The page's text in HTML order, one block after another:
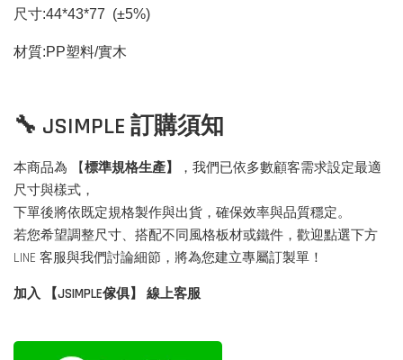
尺寸:44*43*77 (±5%)
材質:PP塑料/實木
🔧 JSIMPLE 訂購須知
本商品為 【標準規格生產】
，我們已依多數顧客需求設定最適
尺寸與樣式，
下單後將依既定規格製作與出貨，確保效率與品質穩定。
若您希望調整尺寸、搭配不同風格板材或鐵件，歡迎點選下方
LINE 客服與我們討論細節，將為您建立專屬訂製單！
加入 【JSIMPLE傢俱】 線上客服